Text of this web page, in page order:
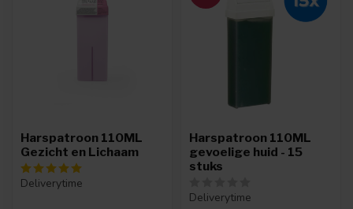
Harspatroon 110ML
Gezicht en Lichaam
Deliverytime
Harspatroon 110ML
gevoelige huid - 15
stuks
Deliverytime